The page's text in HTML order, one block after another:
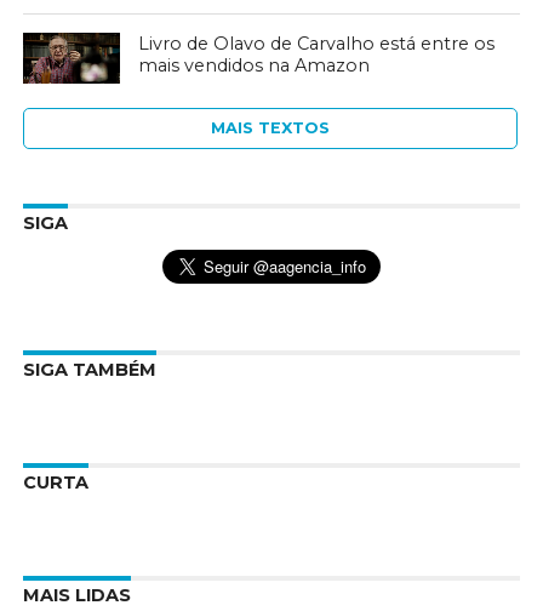
Livro de Olavo de Carvalho está entre os
mais vendidos na Amazon
MAIS TEXTOS
SIGA
SIGA TAMBÉM
CURTA
MAIS LIDAS